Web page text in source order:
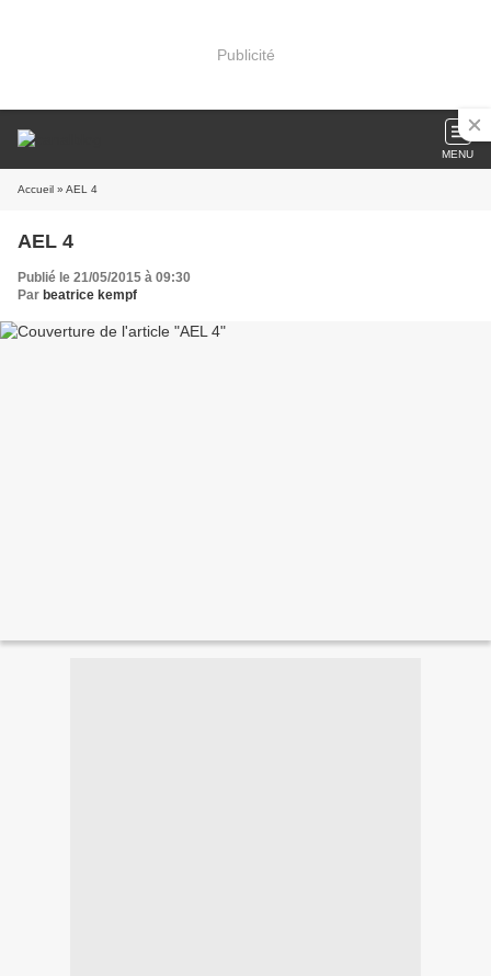
Publicité
MENU
Accueil » AEL 4
AEL 4
Publié le 21/05/2015 à 09:30
Par beatrice kempf